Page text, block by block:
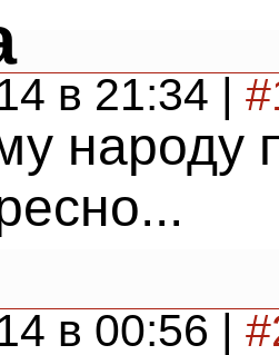
в 21:34 |
народу
в 00:56 |